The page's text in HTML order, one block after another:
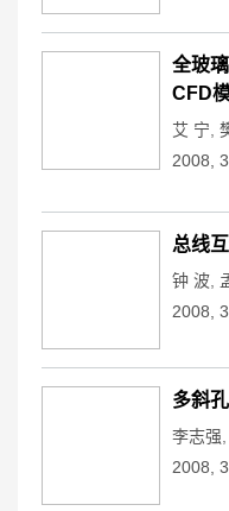
全玻
CFD
艾 宁
2008,
总线
钟 波
2008,
多斜
李志强
2008,